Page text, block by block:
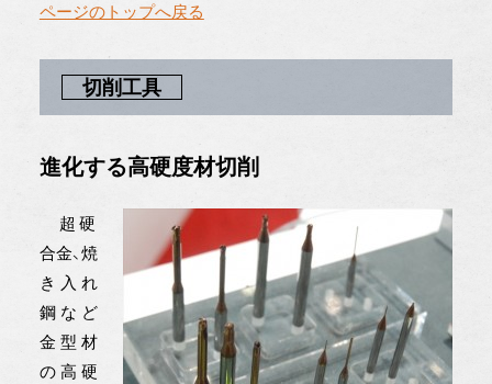
ページのトップへ戻る
切削工具
進化する高硬度材切削
超硬
合金、焼
き入れ
鋼など
金型材
の高硬